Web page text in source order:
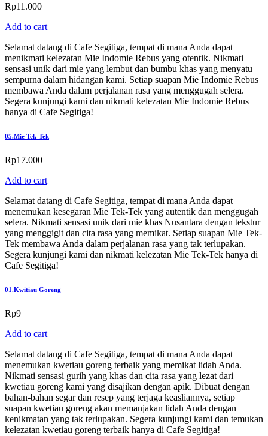
Rp11.000
Add to cart
Selamat datang di Cafe Segitiga, tempat di mana Anda dapat
menikmati kelezatan Mie Indomie Rebus yang otentik. Nikmati
sensasi unik dari mie yang lembut dan bumbu khas yang menyatu
sempurna dalam hidangan kami. Setiap suapan Mie Indomie Rebus
membawa Anda dalam perjalanan rasa yang menggugah selera.
Segera kunjungi kami dan nikmati kelezatan Mie Indomie Rebus
hanya di Cafe Segitiga!
05.Mie Tek-Tek
Rp17.000
Add to cart
Selamat datang di Cafe Segitiga, tempat di mana Anda dapat
menemukan kesegaran Mie Tek-Tek yang autentik dan menggugah
selera. Nikmati sensasi unik dari mie khas Nusantara dengan tekstur
yang menggigit dan cita rasa yang memikat. Setiap suapan Mie Tek-
Tek membawa Anda dalam perjalanan rasa yang tak terlupakan.
Segera kunjungi kami dan nikmati kelezatan Mie Tek-Tek hanya di
Cafe Segitiga!
01.Kwitiau Goreng
Rp9
Add to cart
Selamat datang di Cafe Segitiga, tempat di mana Anda dapat
menemukan kwetiau goreng terbaik yang memikat lidah Anda.
Nikmati sensasi gurih yang khas dan cita rasa yang lezat dari
kwetiau goreng kami yang disajikan dengan apik. Dibuat dengan
bahan-bahan segar dan resep yang terjaga keasliannya, setiap
suapan kwetiau goreng akan memanjakan lidah Anda dengan
kenikmatan yang tak terlupakan. Segera kunjungi kami dan temukan
kelezatan kwetiau goreng terbaik hanya di Cafe Segitiga!